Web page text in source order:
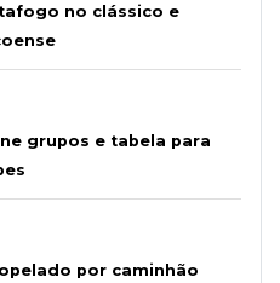
no clássico e
grupos e tabela para
por caminhão